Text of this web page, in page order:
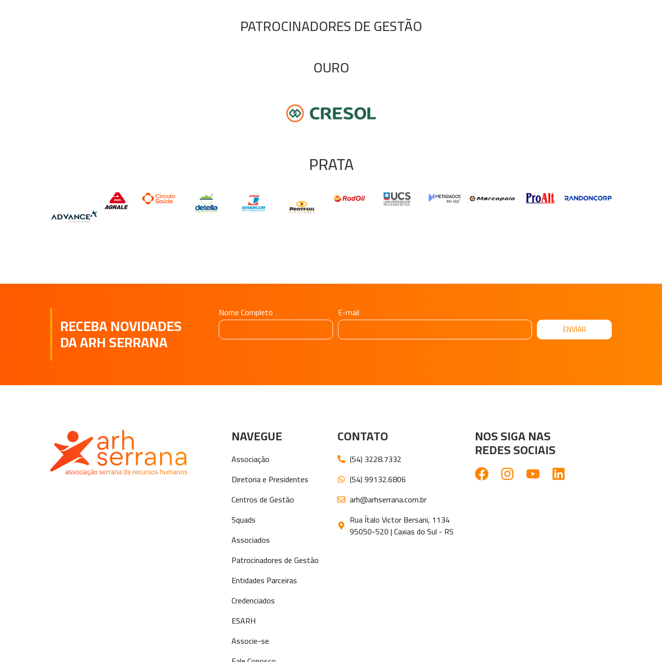
PATROCINADORES DE GESTÃO
OURO
PRATA
RECEBA NOVIDADES
DA ARH SERRANA
Nome Completo E-mail
ENVIAR
NAVEGUE
Associação
Diretoria e Presidentes
Centros de Gestão
Squads
Associados
Patrocinadores de Gestão
Entidades Parceiras
Credenciados
ESARH
Associe-se
CONTATO
(54) 3228.7332
(54) 99132.6806
arh@arhserrana.com.br
Rua Ítalo Victor Bersani, 1134
95050-520 | Caxias do Sul - RS
NOS SIGA NAS
REDES SOCIAIS